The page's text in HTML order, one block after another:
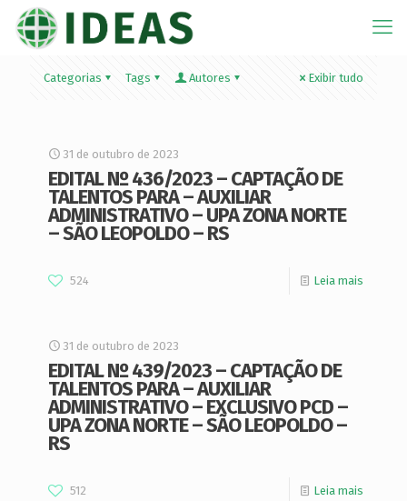
Categorias Tags Autores Exibir tudo
31 de outubro de 2023
EDITAL Nº 436/2023 – CAPTAÇÃO DE
TALENTOS PARA – AUXILIAR
ADMINISTRATIVO – UPA ZONA NORTE
– SÃO LEOPOLDO – RS
524 Leia mais
31 de outubro de 2023
EDITAL Nº 439/2023 – CAPTAÇÃO DE
TALENTOS PARA – AUXILIAR
ADMINISTRATIVO – EXCLUSIVO PCD –
UPA ZONA NORTE – SÃO LEOPOLDO –
RS
512 Leia mais